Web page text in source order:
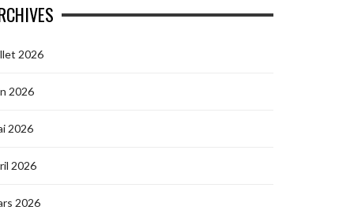
2026
2026
2026
2026
2026